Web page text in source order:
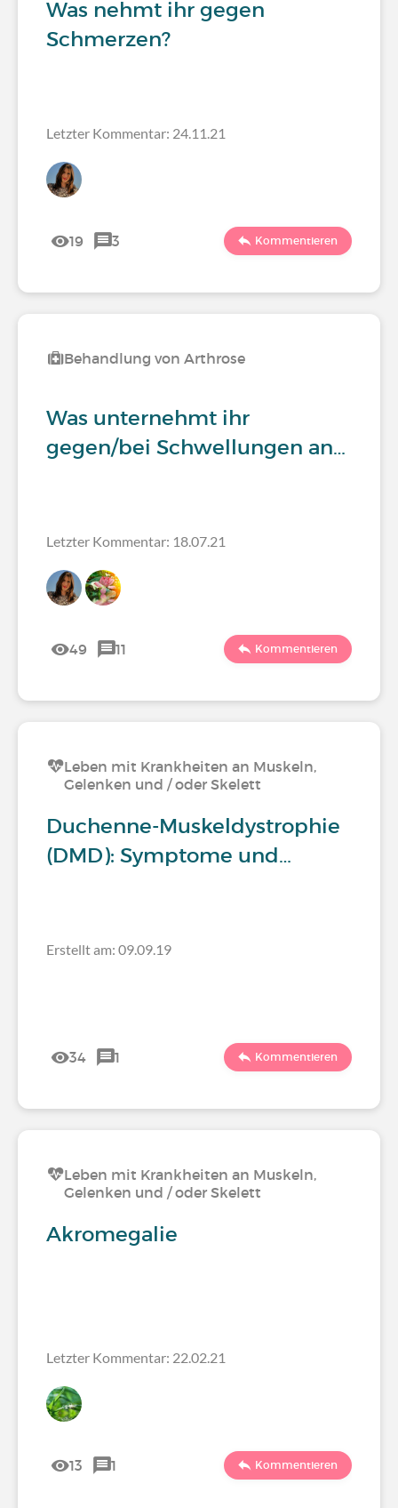
Was nehmt ihr gegen
Schmerzen?
Letzter Kommentar: 24.11.21
19 3 Kommentieren
Behandlung von Arthrose
Was unternehmt ihr
gegen/bei Schwellungen an…
Letzter Kommentar: 18.07.21
49 11 Kommentieren
Leben mit Krankheiten an Muskeln,
Gelenken und / oder Skelett
Duchenne-Muskeldystrophie
(DMD): Symptome und…
Erstellt am: 09.09.19
34 1 Kommentieren
Leben mit Krankheiten an Muskeln,
Gelenken und / oder Skelett
Akromegalie
Letzter Kommentar: 22.02.21
13 1 Kommentieren